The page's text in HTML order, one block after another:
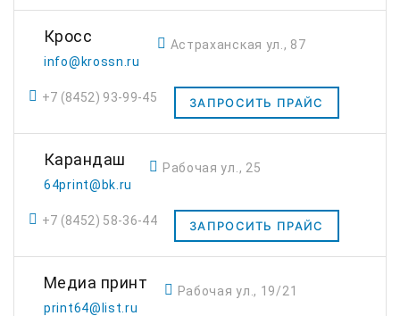
Кросс
info@krossn.ru
Астраханская ул., 87
+7 (8452) 93-99-45 ЗАПРОСИТЬ ПРАЙС
Карандаш
64print@bk.ru
Рабочая ул., 25
+7 (8452) 58-36-44 ЗАПРОСИТЬ ПРАЙС
Медиа принт
print64@list.ru
Рабочая ул., 19/21